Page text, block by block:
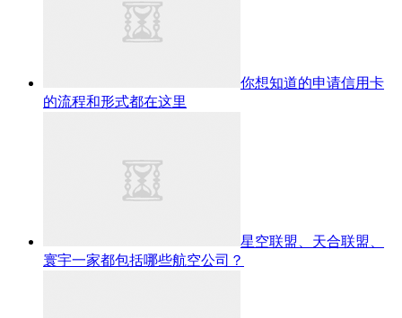
你想知道的申请信用卡
的流程和形式都在这里
星空联盟、天合联盟、
寰宇一家都包括哪些航空公司？